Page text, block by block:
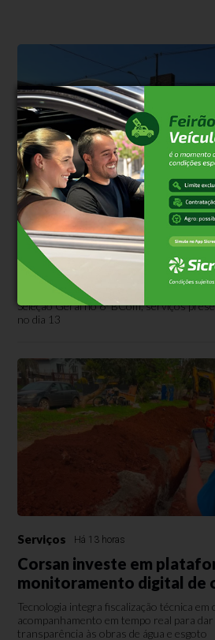
Serviços Há 11 horas
Junta de Serviço Militar de
atendimento até 12 de
Pausa ocorre devido à participação do
Seleção Geral no 6º BCom; serviços
no dia 13
Serviços Há 13 horas
Corsan investe em
monitoramento digital de
Tecnologia integra fiscalização técnica em
acompanhamento em tempo real para dar
transparência às obras de água e esgoto